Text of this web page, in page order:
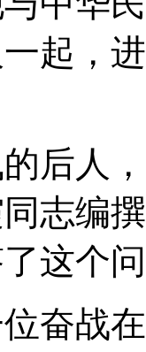
起，
人，
志编
这个
战在